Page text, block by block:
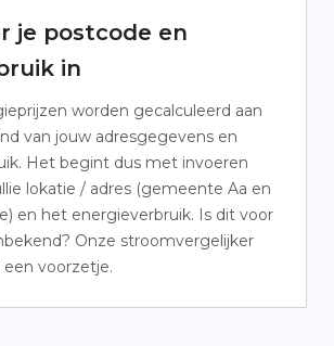
je postcode en
in
worden gecalculeerd aan
van jouw adresgegevens en
Het begint dus met invoeren
lokatie / adres (gemeente Aa en
en het energieverbruik. Is dit voor
Onze stroomvergelijker
voorzetje.